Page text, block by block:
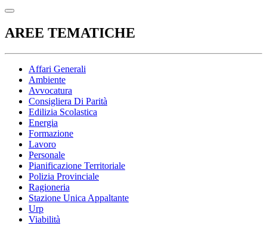
AREE TEMATICHE
Affari Generali
Ambiente
Avvocatura
Consigliera Di Parità
Edilizia Scolastica
Energia
Formazione
Lavoro
Personale
Pianificazione Territoriale
Polizia Provinciale
Ragioneria
Stazione Unica Appaltante
Urp
Viabilità